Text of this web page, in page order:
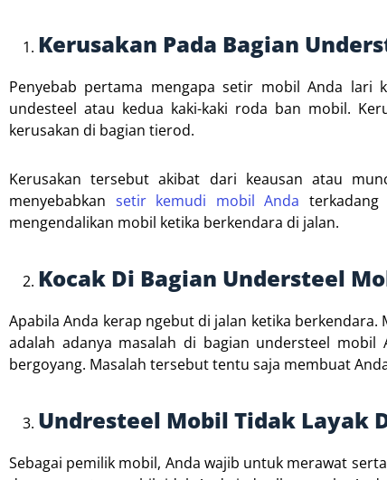
Kerusakan Pada Bagian
Penyebab pertama mengapa setir mobil Anda lari
undesteel atau kedua kaki-kaki roda ban mobil.
kerusakan di bagian tierod.
Kerusakan tersebut akibat dari keausan atau
menyebabkan setir kemudi mobil Anda
mengendalikan mobil ketika berkendara di jalan.
Kocak Di Bagian Understeel
Apabila Anda kerap ngebut di jalan ketika
adalah adanya masalah di bagian understeel
bergoyang. Masalah tersebut tentu saja membuat
Undresteel Mobil Tidak Layak
Sebagai pemilik mobil, Anda wajib untuk merawat